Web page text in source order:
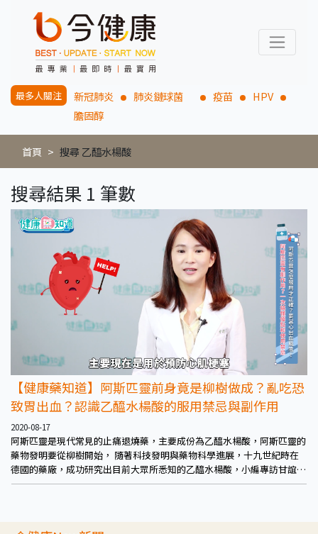
最多人關注 新冠肺炎 肺炎鏈球菌 疫苗
HPV
膽固醇
首頁 搜尋 乙醯水楊酸
搜尋結果 1 筆數
【健康藥知道】阿斯匹靈前身竟是柳樹做成？亂吃恐
致胃出血？認識乙醯水楊酸的服用禁忌與副作用
2020-08-17
阿斯匹靈是現代常見的止痛退燒藥，主要成份為乙醯水楊酸，阿斯匹靈的
藥物發明要從柳樹開始， 隨著科技發明與藥物科學進展，十九世紀時在
德國的藥廠，成功研究出目前大眾所悉知的乙醯水楊酸，小編專訪甘誼文
藥師來為大家講解關於阿斯匹靈的故事！